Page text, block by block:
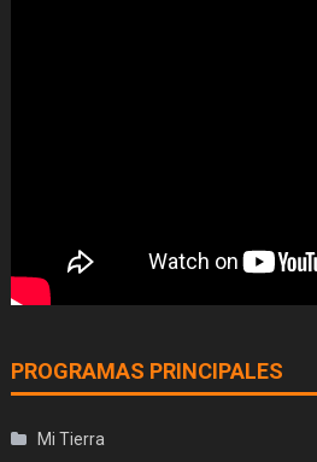
PROGRAMAS PRINCIPALES
Mi Tierra